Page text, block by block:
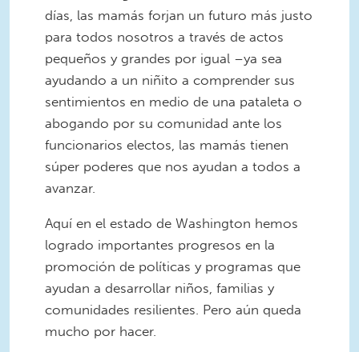
días, las mamás forjan un futuro más justo
para todos nosotros a través de actos
pequeños y grandes por igual –ya sea
ayudando a un niñito a comprender sus
sentimientos en medio de una pataleta o
abogando por su comunidad ante los
funcionarios electos, las mamás tienen
súper poderes que nos ayudan a todos a
avanzar.
Aquí en el estado de Washington hemos
logrado importantes progresos en la
promoción de políticas y programas que
ayudan a desarrollar niños, familias y
comunidades resilientes. Pero aún queda
mucho por hacer.